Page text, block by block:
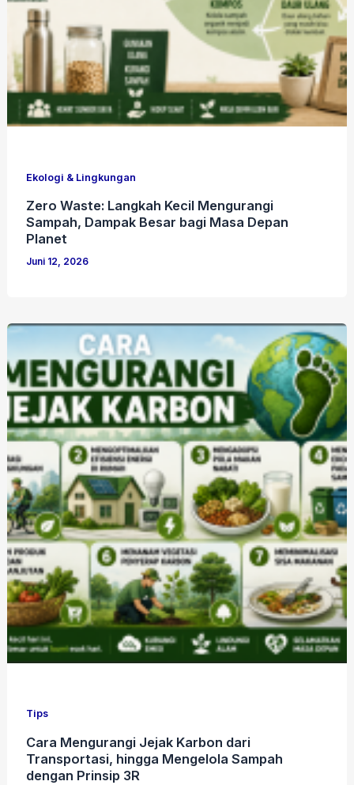
Ekologi & Lingkungan
Zero Waste: Langkah Kecil Mengurangi
Sampah, Dampak Besar bagi Masa Depan
Planet
Juni 12, 2026
Tips
Cara Mengurangi Jejak Karbon dari
Transportasi, hingga Mengelola Sampah
dengan Prinsip 3R